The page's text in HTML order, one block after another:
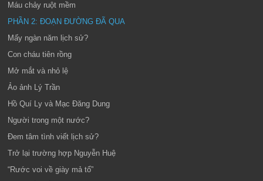
Máu chảy ruột mềm
PHẦN 2: ĐOẠN ĐƯỜNG ĐÃ QUA
Mấy ngàn năm lịch sử?
Con cháu tiên rồng
Mở mắt và nhỏ lệ
Ảo ảnh Lý Trần
Hồ Quí Ly và Mạc Đăng Dung
Người trong một nước?
Đem tâm tình viết lịch sử?
Trở lại trường hợp Nguyễn Huệ
“Rước voi về giày mả tổ”